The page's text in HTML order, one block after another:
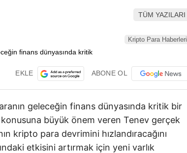
TÜM YAZILARI
Kripto Para Haberleri
EKLE ABONE OL
geleceğin finans dünyasında kritik bir
büyük önem veren Tenev gerçek
kripto para devrimini hızlandıracağını
etkisini artırmak için yeni varlık